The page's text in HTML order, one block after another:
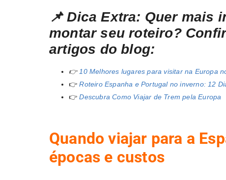
📌 Dica Extra: Quer mais
montar seu roteiro?
artigos do blog:
👉 10 Melhores lugares para visitar na Europa
👉 Roteiro Espanha e Portugal no inverno: 12
👉 Descubra Como Viajar de Trem pela Europa
Quando viajar para a
épocas e custos